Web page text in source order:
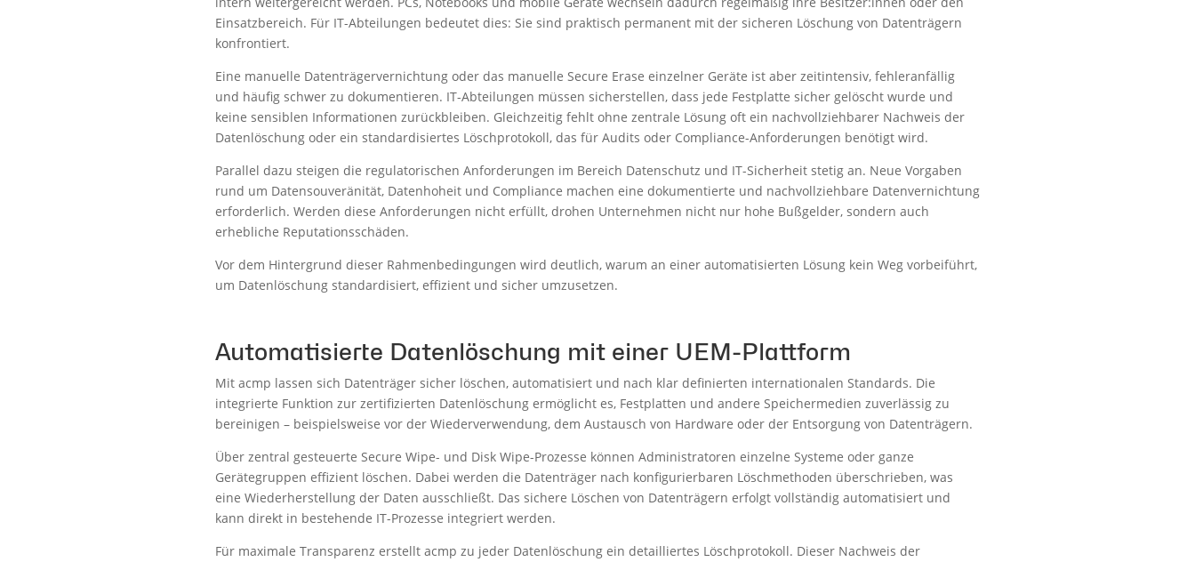
Einsatzbereich. Für IT-Abteilungen bedeutet dies: Sie sind praktisch permanent mit der sicheren Löschung von Datenträgern
konfrontiert.
Eine manuelle Datenträgervernichtung oder das manuelle Secure Erase einzelner Geräte ist aber zeitintensiv, fehleranfällig
und häufig schwer zu dokumentieren. IT-Abteilungen müssen sicherstellen, dass jede Festplatte sicher gelöscht wurde und
keine sensiblen Informationen zurückbleiben. Gleichzeitig fehlt ohne zentrale Lösung oft ein nachvollziehbarer Nachweis der
Datenlöschung oder ein standardisiertes Löschprotokoll, das für Audits oder Compliance-Anforderungen benötigt wird.
Parallel dazu steigen die regulatorischen Anforderungen im Bereich Datenschutz und IT-Sicherheit stetig an. Neue Vorgaben
rund um Datensouveränität, Datenhoheit und Compliance machen eine dokumentierte und nachvollziehbare Datenvernichtung
erforderlich. Werden diese Anforderungen nicht erfüllt, drohen Unternehmen nicht nur hohe Bußgelder, sondern auch
erhebliche Reputationsschäden.
Vor dem Hintergrund dieser Rahmenbedingungen wird deutlich, warum an einer automatisierten Lösung kein Weg vorbeiführt,
um Datenlöschung standardisiert, effizient und sicher umzusetzen.
Automatisierte Datenlöschung mit einer UEM-Plattform
Mit acmp lassen sich Datenträger sicher löschen, automatisiert und nach klar definierten internationalen Standards. Die
integrierte Funktion zur zertifizierten Datenlöschung ermöglicht es, Festplatten und andere Speichermedien zuverlässig zu
bereinigen – beispielsweise vor der Wiederverwendung, dem Austausch von Hardware oder der Entsorgung von Datenträgern.
Über zentral gesteuerte Secure Wipe- und Disk Wipe-Prozesse können Administratoren einzelne Systeme oder ganze
Gerätegruppen effizient löschen. Dabei werden die Datenträger nach konfigurierbaren Löschmethoden überschrieben, was
eine Wiederherstellung der Daten ausschließt. Das sichere Löschen von Datenträgern erfolgt vollständig automatisiert und
kann direkt in bestehende IT-Prozesse integriert werden.
Für maximale Transparenz erstellt acmp zu jeder Datenlöschung ein detailliertes Löschprotokoll. Dieser Nachweis der